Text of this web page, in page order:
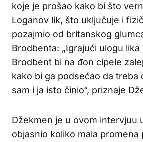
koje je prošao kako bi što
Loganov lik, što uključuje i
pozajmio od britanskog
Brodbenta: „Igrajući ulogu lika
Brodbent bi na đon cipele
kako bi ga podsećao da treba
sam i ja isto činio“, priznaje
Džekmen je u ovom intervjuu
objasnio koliko mala